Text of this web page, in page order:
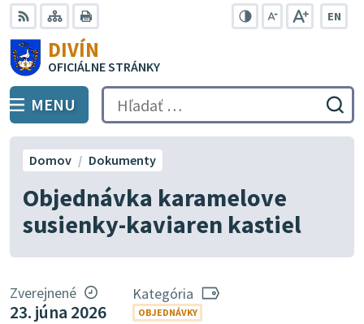
Preskočiť
na
obsah
RSS Mapa
EN
DIVÍN
OFICIÁLNE STRÁNKY
PREPNÚŤ
MENU Hľadať:
Objednávka karamelove
susienky-kaviaren kastiel
Domov Dokumenty
Zverejnené
23. júna 2026
Kategória
OBJEDNÁVKY